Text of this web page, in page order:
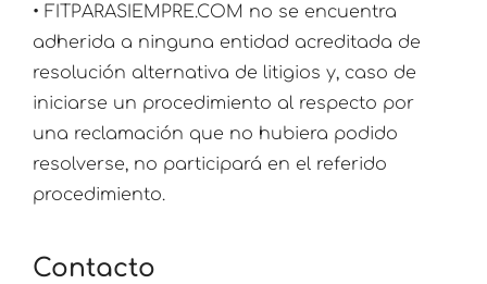
• FITPARASIEMPRE.COM no se encuentra
adherida a ninguna entidad acreditada de
resolución alternativa de litigios y, caso de
iniciarse un procedimiento al respecto por
una reclamación que no hubiera podido
resolverse, no participará en el referido
procedimiento.
Contacto